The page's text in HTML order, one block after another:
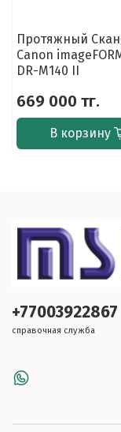
Протяжный
Canon
DR-M140 II
669 000 тг.
В корзину
+77003922867
справочная служба